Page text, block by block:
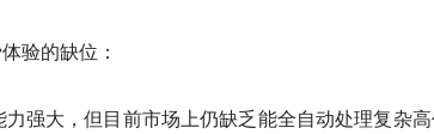
验的缺位：
力强大，但目前市场上仍缺乏能全自动处理复杂